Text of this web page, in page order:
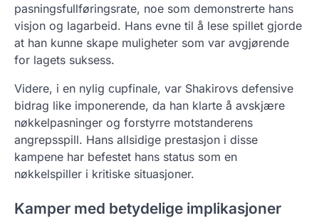
pasningsfullføringsrate, noe som demonstrerte hans
visjon og lagarbeid. Hans evne til å lese spillet gjorde
at han kunne skape muligheter som var avgjørende
for lagets suksess.
Videre, i en nylig cupfinale, var Shakirovs defensive
bidrag like imponerende, da han klarte å avskjære
nøkkelpasninger og forstyrre motstanderens
angrepsspill. Hans allsidige prestasjon i disse
kampene har befestet hans status som en
nøkkelspiller i kritiske situasjoner.
Kamper med betydelige implikasjoner